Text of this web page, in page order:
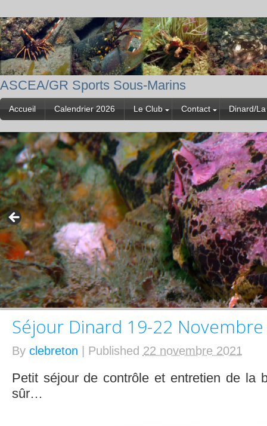
ASCEA/GR Sports Sous-Marins
Accueil Calendrier 2026 Le Club Contact Dinard/
Séjour Dinard 19-22
By clebreton Published 22 novembre 2021
Petit séjour de contrôle et entretien de la
sûr…